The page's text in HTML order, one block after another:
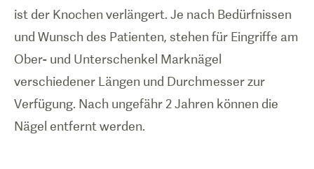
ist der Knochen verlängert. Je nach Bedürfnissen
und Wunsch des Patienten, stehen für Eingriffe am
Ober- und Unterschenkel Marknägel
verschiedener Längen und Durchmesser zur
Verfügung. Nach ungefähr 2 Jahren können die
Nägel entfernt werden.